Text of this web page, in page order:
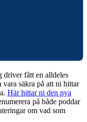
driver fått en alldeles
säkra på att ni hittar
Här hittar ni den nya
på både poddar
om vad som